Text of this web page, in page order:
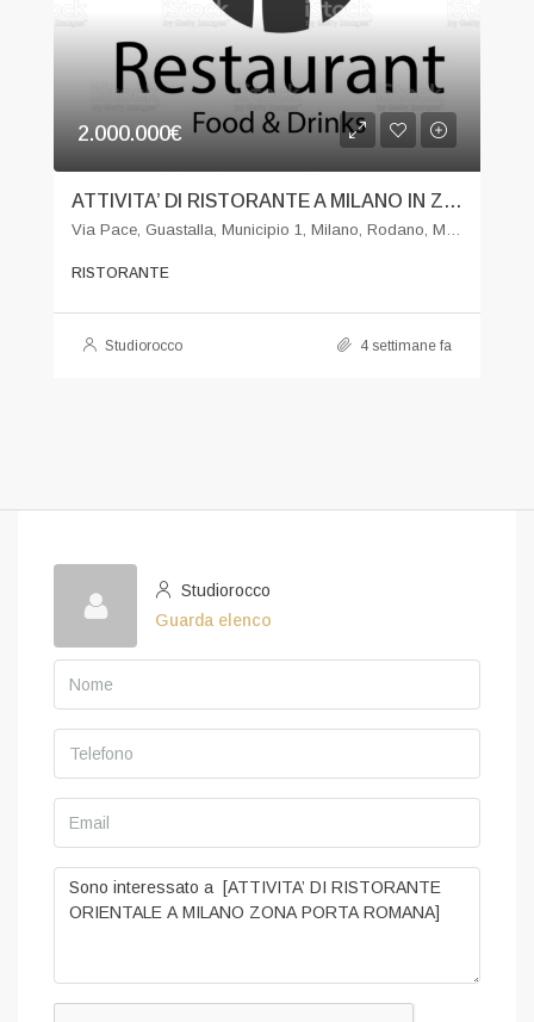
2.000.000€
ATTIVITA’ DI RISTORANTE A MILANO IN ZONA STRATEGICA
RISTORANTE
Studiorocco 4 settimane fa
Studiorocco
Guarda elenco